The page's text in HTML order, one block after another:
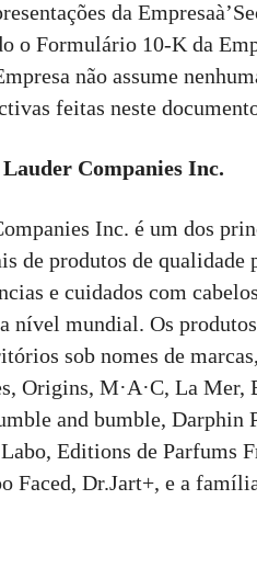
da
o Formulário 10-K da
não assume
feitas neste
Lauder Companies Inc.
Inc. é um dos
de produtos de qualidade
e cuidados com
nível mundial. Os
sob nomes de
Origins, M·A·C, La Mer,
and bumble, Darphin
Editions de Parfums
Faced, Dr.Jart+, e a